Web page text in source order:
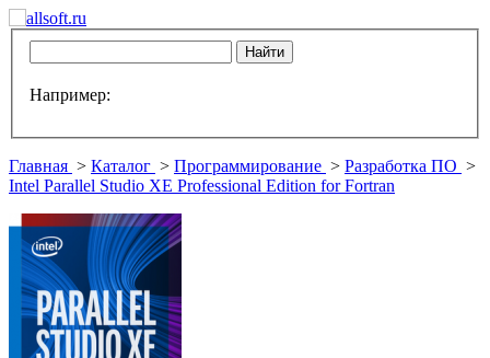
Например:
Главная > Каталог > Программирование > Разработка ПО >
Intel Parallel Studio XE Professional Edition for Fortran